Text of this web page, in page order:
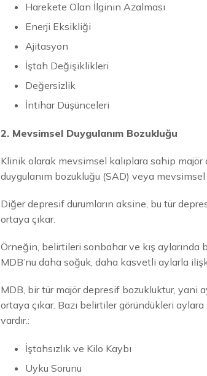
Harekete Olan İlginin Azalması
Enerji Eksikliği
Ajitasyon
İştah Değişiklikleri
Değersizlik
İntihar Düşünceleri
2. Mevsimsel Duygulanım Bozukluğu
Klinik olarak mevsimsel kalıplara sahip
duygulanım bozukluğu (SAD) veya
Diğer depresif durumların aksine, bu tür
ortaya çıkar.
Örneğin, belirtileri sonbahar ve kış
MDB’nu daha soğuk, daha kasvetli aylarla
MDB, bir tür majör depresif bozukluktur, yani
ortaya çıkar. Bazı belirtiler göründükleri aylara
vardır.:
İştahsızlık ve Kilo Kaybı
Uyku Sorunu